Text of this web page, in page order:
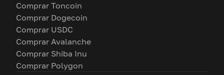
Comprar Toncoin
Comprar Dogecoin
Comprar USDC
Comprar Avalanche
Comprar Shiba Inu
Comprar Polygon